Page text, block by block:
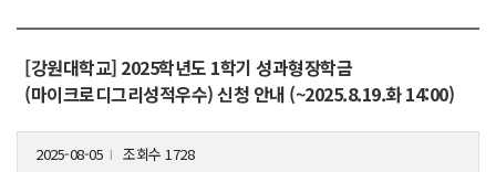
참여대학/조직도
오시는 길
학위학사 안내
[강원대학교] 2025학년도 1학기 성과형장학금
(마이크로디그리성적우수) 신청 안내 (~2025.8.19.화 14:00)
2025-08-05 조회수 1728